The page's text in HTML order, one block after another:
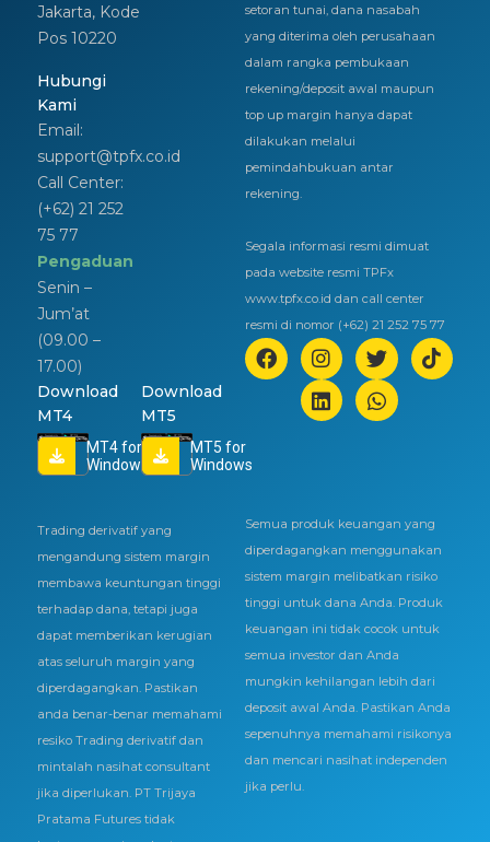
Jakarta, Kode
Pos 10220
Hubungi
Kami
Email:
support@tpfx.co.id
Call Center:
(+62) 21 252
75 77
Pengaduan
Senin –
Jum’at
(09.00 –
17.00)
Download
MT4
MT4 for
Windows
Download
MT5
MT5 for
Windows
setoran tunai, dana nasabah
yang diterima oleh perusahaan
dalam rangka pembukaan
rekening/deposit awal maupun
top up margin hanya dapat
dilakukan melalui
pemindahbukuan antar
rekening.
Segala informasi resmi dimuat
pada website resmi TPFx
www.tpfx.co.id dan call center
resmi di nomor (+62) 21 252 75 77
Trading derivatif yang
mengandung sistem margin
membawa keuntungan tinggi
terhadap dana, tetapi juga
dapat memberikan kerugian
atas seluruh margin yang
diperdagangkan. Pastikan
anda benar-benar memahami
resiko Trading derivatif dan
mintalah nasihat consultant
jika diperlukan. PT Trijaya
Pratama Futures tidak
Semua produk keuangan yang
diperdagangkan menggunakan
sistem margin melibatkan risiko
tinggi untuk dana Anda. Produk
keuangan ini tidak cocok untuk
semua investor dan Anda
mungkin kehilangan lebih dari
deposit awal Anda. Pastikan Anda
sepenuhnya memahami risikonya
dan mencari nasihat independen
jika perlu.